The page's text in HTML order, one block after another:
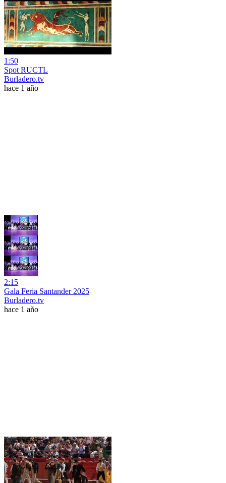
1:50
Spot RUCTL
Burladero.tv
hace 1 año
2:15
Gala Feria Santander 2025
Burladero.tv
hace 1 año